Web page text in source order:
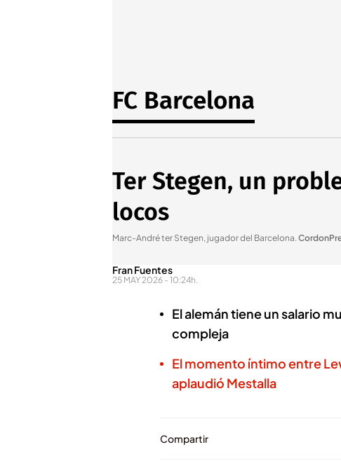
FC Barcelona
Ter Stegen, un
locos
Marc-André ter Stegen, jugador del Barcelona.
Fran Fuentes
25 MAY 2026 - 10:24h.
El alemán tiene un salario
compleja
El momento íntimo entre
aplaudió Mestalla
Compartir